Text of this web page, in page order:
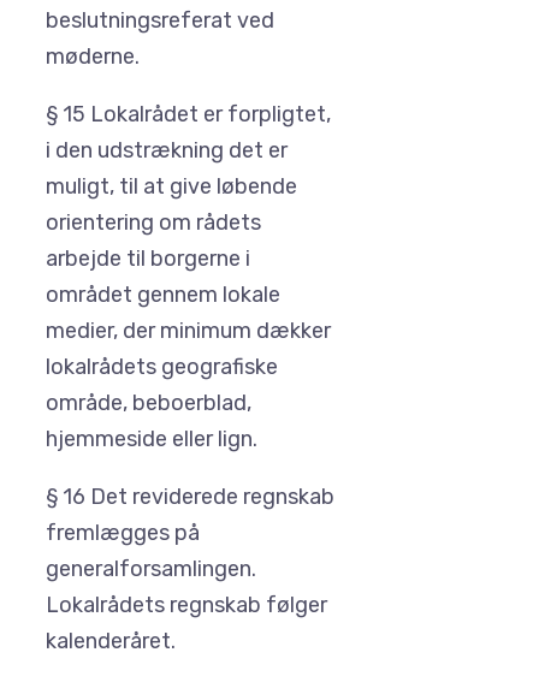
beslutningsreferat ved
møderne.
§ 15 Lokalrådet er forpligtet,
i den udstrækning det er
muligt, til at give løbende
orientering om rådets
arbejde til borgerne i
området gennem lokale
medier, der minimum dækker
lokalrådets geografiske
område, beboerblad,
hjemmeside eller lign.
§ 16 Det reviderede regnskab
fremlægges på
generalforsamlingen.
Lokalrådets regnskab følger
kalenderåret.